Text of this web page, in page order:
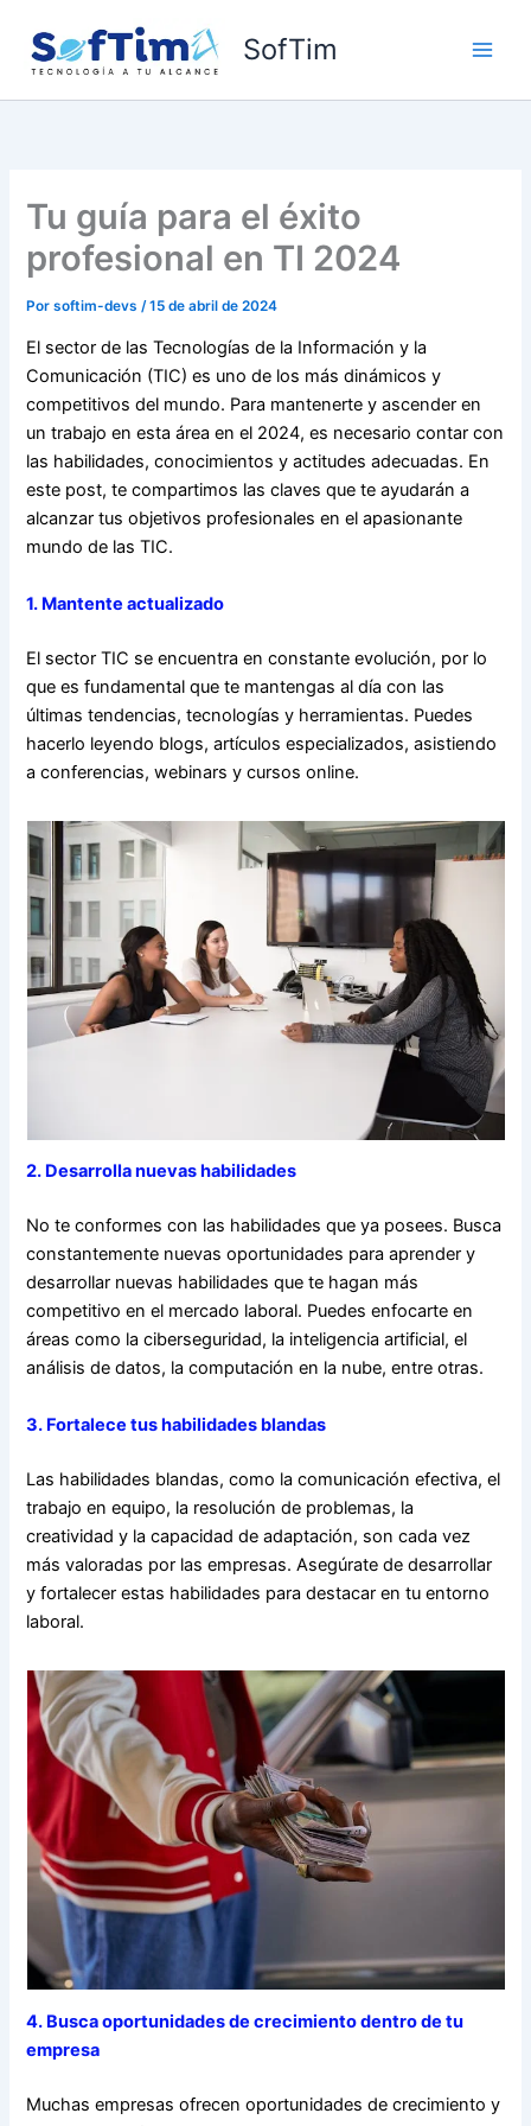
contenido
SofTim
Tu guía para el éxito
profesional en TI 2024
Porsoftim-devs/15 de abril de 2024
El sector de las Tecnologías de la Información y la
Comunicación (TIC) es uno de los más dinámicos y
competitivos del mundo. Para mantenerte y ascender en
un trabajo en esta área en el 2024, es necesario contar con
las habilidades, conocimientos y actitudes adecuadas. En
este post, te compartimos las claves que te ayudarán a
alcanzar tus objetivos profesionales en el apasionante
mundo de las TIC.
1. Mantente actualizado
El sector TIC se encuentra en constante evolución, por lo
que es fundamental que te mantengas al día con las
últimas tendencias, tecnologías y herramientas. Puedes
hacerlo leyendo blogs, artículos especializados, asistiendo
a conferencias, webinars y cursos online.
2. Desarrolla nuevas habilidades
No te conformes con las habilidades que ya posees. Busca
constantemente nuevas oportunidades para aprender y
desarrollar nuevas habilidades que te hagan más
competitivo en el mercado laboral. Puedes enfocarte en
áreas como la ciberseguridad, la inteligencia artificial, el
análisis de datos, la computación en la nube, entre otras.
3. Fortalece tus habilidades blandas
Las habilidades blandas, como la comunicación efectiva, el
trabajo en equipo, la resolución de problemas, la
creatividad y la capacidad de adaptación, son cada vez
más valoradas por las empresas. Asegúrate de desarrollar
y fortalecer estas habilidades para destacar en tu entorno
laboral.
4. Busca oportunidades de crecimiento dentro de tu
empresa
Muchas empresas ofrecen oportunidades de crecimiento y